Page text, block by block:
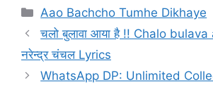
Categories
Aao Bachcho Tumhe Dikhaye
चलो बुलावा आया है !! Chalo
नरेन्द्र चंचल Lyrics
WhatsApp DP: Unlimited